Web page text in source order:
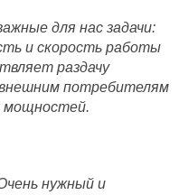
для нас задачи:
и скорость работы
раздачу
потребителям
мощностей.
нужный и